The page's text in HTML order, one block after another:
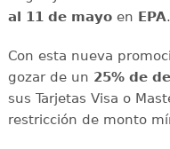
al 11 de mayoen EPA.
Con esta nueva
gozar de un 25% de
sus Tarjetas Visa o
restricción de monto